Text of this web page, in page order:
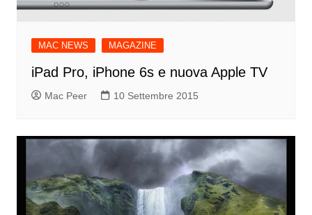
MAC NEWS MAGAZINE
iPad Pro, iPhone 6s e nuova Apple TV
Mac Peer 10 Settembre 2015